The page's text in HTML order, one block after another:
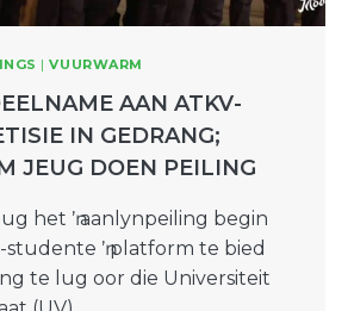
|VUURWARM
AAN ATKV-
IN GEDRANG;
JEUG DOEN PEILING
het ŉ aanlynpeiling begin
studente ŉ platform te bied
te lug oor die Universiteit